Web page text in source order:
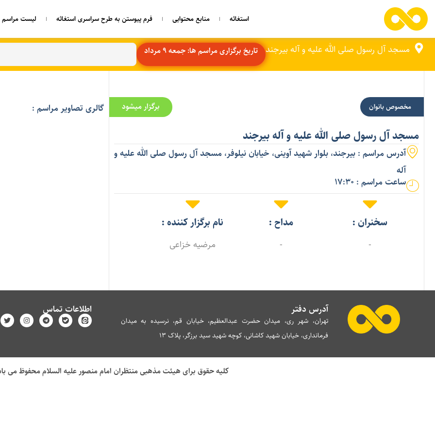
استغاثه منابع محتوایی فرم پیوستن به طرح سراسری استغاثه لیست مراسم
مسجد آل رسول صلی الله علیه و آله بیرجند تاریخ برگزاری مراسم ها: جمعه 9 مرداد
مخصوص بانوان برگزار میشود
مسجد آل رسول صلی الله علیه و آله بیرجند
آدرس مراسم : بیرجند، بلوار شهید آوینی، خیابان نیلوفر، مسجد آل رسول صلی الله علیه و
آله
ساعت مراسم : 17:30
سخنران :
-
مداح :
-
نام برگزار کننده :
مرضیه خزاعی
گالری تصاویر مراسم :
آدرس دفتر
تهران، شهر ری، میدان حضرت عبدالعظیم، خیابان قم، نرسیده به میدان
فرمانداری، خیابان شهید کاشانی، کوچه شهید سید برزگر، پلاک 13
اطلاعات تماس
کلیه حقوق برای هیئت مذهبی منتظران امام منصور علیه السلام محفوظ می